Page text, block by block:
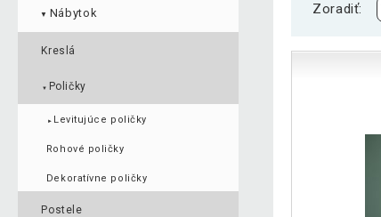
▼ Nábytok
Kreslá
▼ Poličky
► Levitujúce poličky
Rohové poličky
Dekoratívne poličky
Postele
Zoradiť: